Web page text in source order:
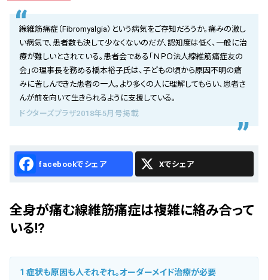
会社概要
お知らせ
お問い合わせ
線維筋痛症（Fibromyalgia）という病気をご存知だろうか。痛みの激し
い病気で、患者数も決して少なくないのだが、認知度は低く、一般に治
療が難しいとされている。患者会である「ＮＰＯ法人線維筋痛症友の
会」の理事長を務める橋本裕子氏は、子どもの頃から原因不明の痛
みに苦しんできた患者の一人。より多くの人に理解してもらい、患者さ
んが前を向いて生きられるように支援している。
ドクターズプラザ2018年5月号掲載
Facebook X
全身が痛む線維筋痛症は複雑に絡み合って
いる!?
1 症状も原因も人それぞれ。オーダーメイド治療が必要